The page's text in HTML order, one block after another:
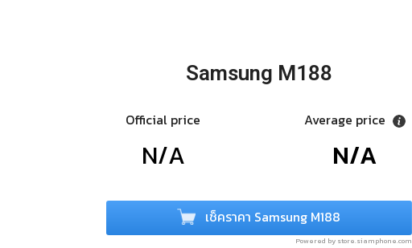
Samsung M188
Official price
N/A
Average price
N/A
เช็คราคา Samsung M188
Powered by store.siamphone.com